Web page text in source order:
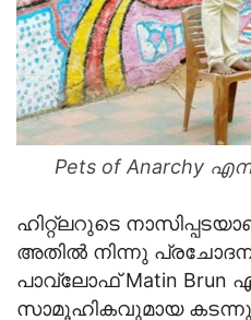
Pets of Anarchy
ഹിറ്റ്‌ലറുടെ
അതില്‍ നിന്നു
പാവ്‌ലോഫ് Matin Brun
സാമൂഹികവുമായ